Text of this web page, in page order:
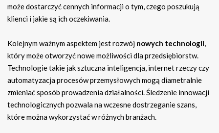
może dostarczyć cennych informacji o tym, czego poszukują
klienci i jakie są ich oczekiwania.
Kolejnym ważnym aspektem jest rozwój nowych technologii,
który może otworzyć nowe możliwości dla przedsiębiorstw.
Technologie takie jak sztuczna inteligencja, internet rzeczy czy
automatyzacja procesów przemysłowych mogą diametralnie
zmieniać sposób prowadzenia działalności. Śledzenie innowacji
technologicznych pozwala na wczesne dostrzeganie szans,
które można wykorzystać w różnych branżach.